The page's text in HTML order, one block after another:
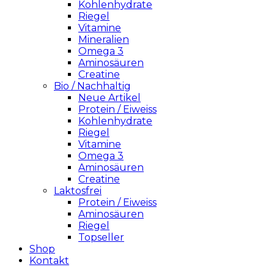
Kohlenhydrate
Riegel
Vitamine
Mineralien
Omega 3
Aminosäuren
Creatine
Bio / Nachhaltig
Neue Artikel
Protein / Eiweiss
Kohlenhydrate
Riegel
Vitamine
Omega 3
Aminosäuren
Creatine
Laktosfrei
Protein / Eiweiss
Aminosäuren
Riegel
Topseller
Shop
Kontakt